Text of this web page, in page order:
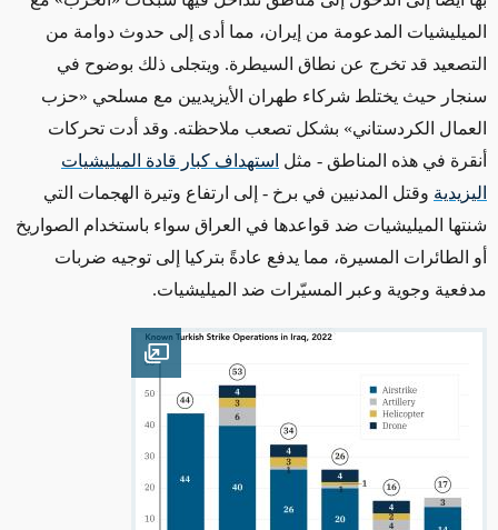
الميليشيات المدعومة من إيران، مما أدى إلى حدوث دوامة من
التصعيد قد تخرج عن نطاق السيطرة. ويتجلى ذلك بوضوح في
سنجار حيث يختلط شركاء طهران الأيزيديين مع مسلحي «حزب
العمال الكردستاني» بشكل تصعب ملاحظته. وقد أدت تحركات
أنقرة في هذه المناطق - مثل استهداف كبار قادة الميليشيات
اليزيدية وقتل المدنيين في برخ - إلى ارتفاع وتيرة الهجمات التي
شنتها الميليشيات ضد قواعدها في العراق سواء باستخدام الصواريخ
أو الطائرات المسيرة، مما يدفع عادةً بتركيا إلى توجيه ضربات
مدفعية وجوية وعبر المسيّرات ضد الميليشيات.
Open image